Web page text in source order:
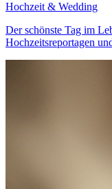
Hochzeit & Wedding
Der schönste Tag im
Hochzeitsreportagen